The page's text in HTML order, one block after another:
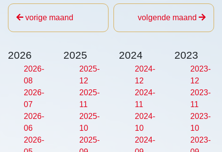
vorige maand volgende maand
2026
2026-
08
2026-
07
2026-
06
2026-
2025
2025-
12
2025-
11
2025-
10
2025-
2024
2024-
12
2024-
11
2024-
10
2024-
2023
2023-
12
2023-
11
2023-
10
2023-